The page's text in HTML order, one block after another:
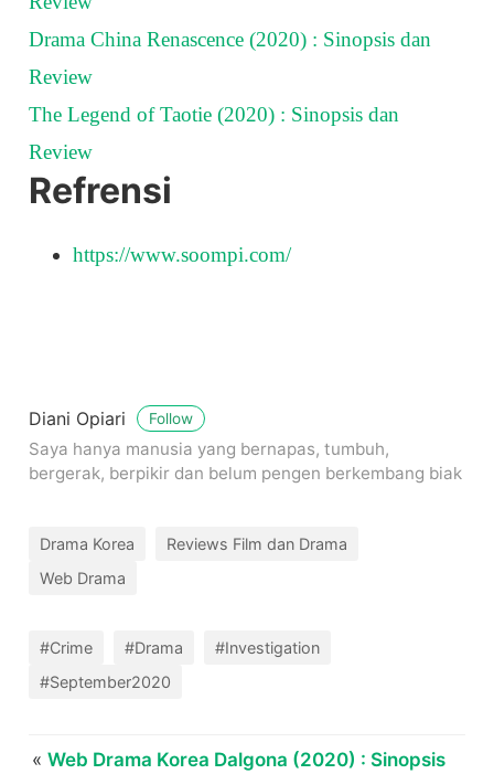
Drama China Renascence (2020) : Sinopsis dan
Review
The Legend of Taotie (2020) : Sinopsis dan
Review
Refrensi
https://www.soompi.com/
Diani Opiari Follow
Saya hanya manusia yang bernapas, tumbuh,
bergerak, berpikir dan belum pengen berkembang biak
Drama Korea
Reviews Film dan Drama
Web Drama
#Crime #Drama
#Investigation
#September2020
« Web Drama Korea Dalgona (2020) : Sinopsis